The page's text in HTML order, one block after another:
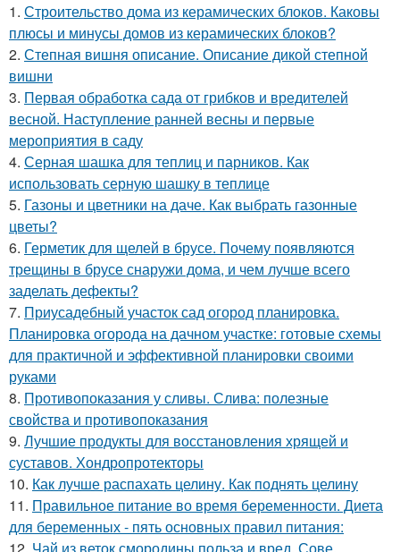
1. Строительство дома из керамических блоков. Каковы
плюсы и минусы домов из керамических блоков?
2. Степная вишня описание. Описание дикой степной
вишни
3. Первая обработка сада от грибков и вредителей
весной. Наступление ранней весны и первые
мероприятия в саду
4. Серная шашка для теплиц и парников. Как
использовать серную шашку в теплице
5. Газоны и цветники на даче. Как выбрать газонные
цветы?
6. Герметик для щелей в брусе. Почему появляются
трещины в брусе снаружи дома, и чем лучше всего
заделать дефекты?
7. Приусадебный участок сад огород планировка.
Планировка огорода на дачном участке: готовые схемы
для практичной и эффективной планировки своими
руками
8. Противопоказания у сливы. Слива: полезные
свойства и противопоказания
9. Лучшие продукты для восстановления хрящей и
суставов. Хондропротекторы
10. Как лучше распахать целину. Как поднять целину
11. Правильное питание во время беременности. Диета
для беременных - пять основных правил питания: